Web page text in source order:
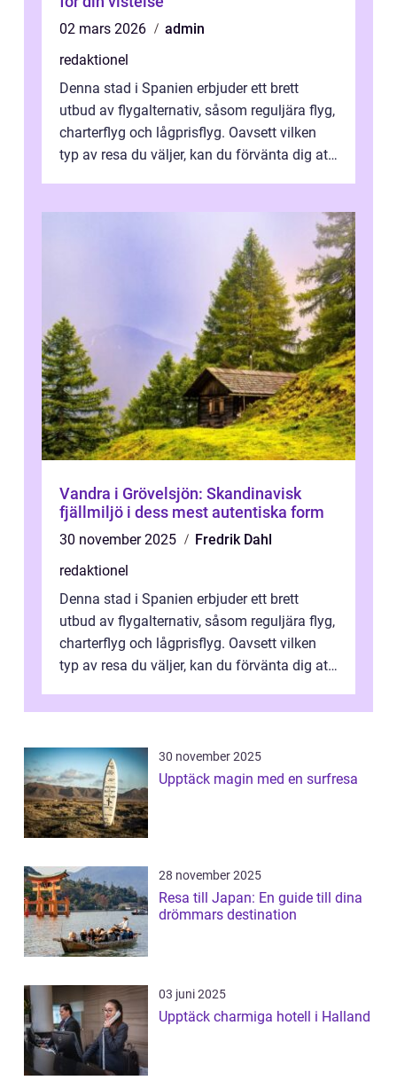
02 mars 2026
admin
redaktionel
Denna stad i Spanien erbjuder ett brett
utbud av flygalternativ, såsom reguljära flyg,
charterflyg och lågprisflyg. Oavsett vilken
typ av resa du väljer, kan du förvänta dig att
Vandra i Grövelsjön: Skandinavisk
fjällmiljö i dess mest autentiska form
30 november 2025
Fredrik Dahl
redaktionel
Denna stad i Spanien erbjuder ett brett
utbud av flygalternativ, såsom reguljära flyg,
charterflyg och lågprisflyg. Oavsett vilken
typ av resa du väljer, kan du förvänta dig att
30 november 2025
Upptäck magin med en surfresa
28 november 2025
Resa till Japan: En guide till dina
drömmars destination
03 juni 2025
Upptäck charmiga hotell i Halland